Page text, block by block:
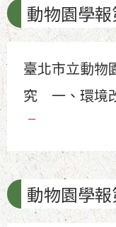
動物園學報
臺北市立動物
究 一、環境
動物園學報